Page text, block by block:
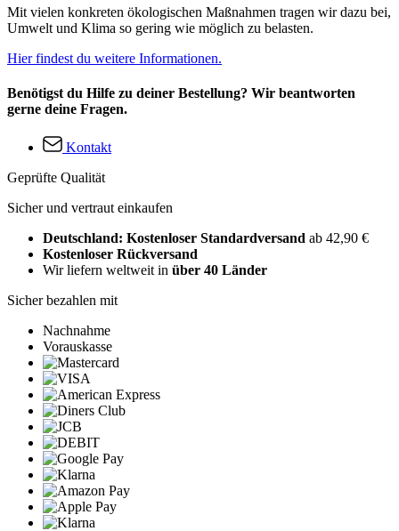
Mit vielen konkreten ökologischen Maßnahmen tragen wir dazu bei,
Umwelt und Klima so gering wie möglich zu belasten.
Hier findest du weitere Informationen.
Benötigst du Hilfe zu deiner Bestellung? Wir beantworten
gerne deine Fragen.
Kontakt
Geprüfte Qualität
Sicher und vertraut einkaufen
Deutschland: Kostenloser Standardversand ab 42,90 €
Kostenloser Rückversand
Wir liefern weltweit in über 40 Länder
Sicher bezahlen mit
Nachnahme
Vorauskasse